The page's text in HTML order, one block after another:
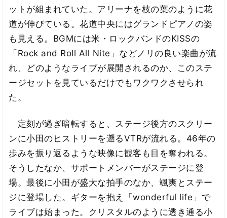
ットが組まれていた。アリーナを枝の葉のように花
道が伸びている。花道中央にはグランドピアノの姿
も見える。BGMには米・ロックバンドのKISSの
「Rock and Roll All Nite」などノリの良い楽曲が流
れ、どのようなライブが展開されるのか、このステ
ージセットを見ているだけでもワクワクさせられ
た。
定刻が過ぎ暗転すると、ステージ後方のスクリー
ンに小田のヒストリーを遡るVTRが流れる。46年の
歩みを振り返るような映像に観客も目を奪われる。
そうしたなか、サポートメンバーがステージに登
場。最後に小田が盛大な拍手のなか、颯爽とステー
ジに登場した。ギターを抱え「wonderful life」で
ライブは始まった。クリスタルのように透き通る小